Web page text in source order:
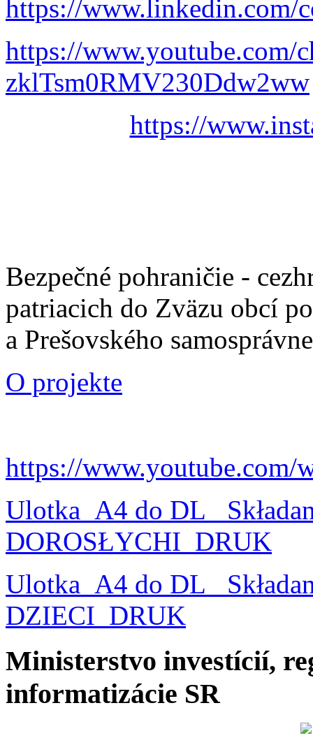
https://www.linkedin.com/
https://www.youtube.com/
zklTsm0RMV230Ddw2ww
https://
Bezpečné pohraničie -
patriacich do Zväzu obcí
a Prešovského
O projekte
https://www.youtube.com/
Ulotka_A4 do DL_
DOROSŁYCHI_DRUK
Ulotka_A4 do DL_
DZIECI_DRUK
Ministerstvo investícií,
informatizácie SR